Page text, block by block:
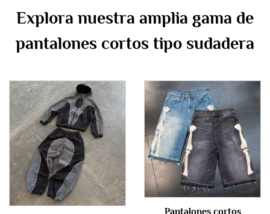
Explora nuestra amplia gama de
pantalones cortos tipo sudadera
Pantalones cortos